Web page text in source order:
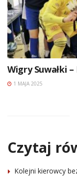
Wigry Suwałki
1 MAJA 2025
Czytaj
Kolejni kierowcy